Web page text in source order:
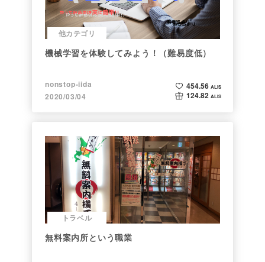
他カテゴリ
機械学習を体験してみよう！（難易度低）
nonstop-iida
2020/03/04
454.56 ALIS
124.82 ALIS
トラベル
無料案内所という職業